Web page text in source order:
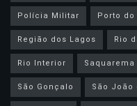
Polícia Militar
Porto do
Região dos Lagos
Rio
Rio Interior
Saquarema
São Gonçalo
São João